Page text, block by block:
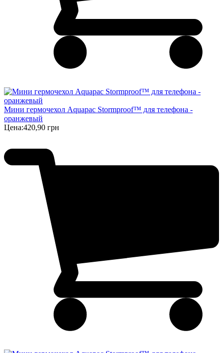
Мини гермочехол Aquapac Stormproof™ для телефона -
оранжевый
Цена:420,90 грн